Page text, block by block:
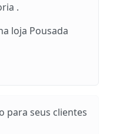
.
loja Pousada
para seus clientes